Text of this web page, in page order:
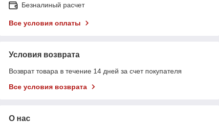
Безналиный расчет
Все условия оплаты
Условия возврата
Возврат товара в течение 14 дней за счет покупателя
Все условия возврата
О нас